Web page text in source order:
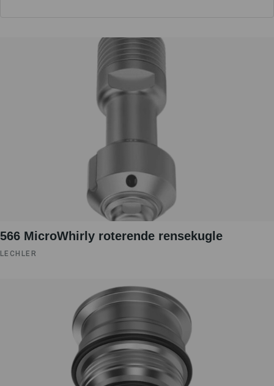
566 MicroWhirly roterende rensekugle
LECHLER